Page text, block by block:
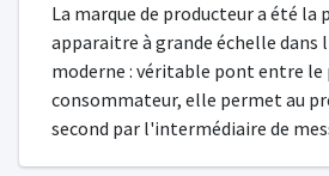
La marque de producteur a été la
apparaitre à grande échelle dans
moderne : véritable pont entre le
consommateur, elle permet au
second par l'intermédiaire de